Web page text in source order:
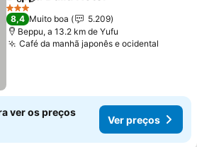
Adicionar aos favoritos
3 Estrelas
8,4 Muito boa
5.209
Beppu, a 13.2 km de Yufu
Café da manhã japonês e ocidental
ver os preços
Ver preços